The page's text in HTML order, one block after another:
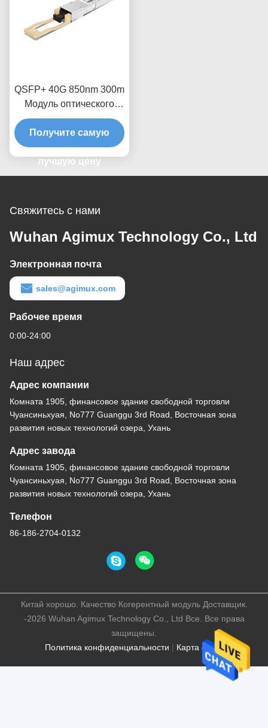
QSFP+ 40G 850nm 300m
Модуль оптического
приемопередатчика
Получите самую
лучшую цену
Свяжитесь с нами
Wuhan Agimux Technology Co., Ltd
Электронная почта
sales@agimux.com
Рабочее время
0:00-24:00
Наш адрес
Адрес компании
Комната 1905, финансовое здание свободной торговли
Чуансиньхуая, No777 Guanggu 3rd Road, Восточная зона
развития новых технологий озера, Ухань
Адрес завода
Комната 1905, финансовое здание свободной торговли
Чуансиньхуая, No777 Guanggu 3rd Road, Восточная зона
развития новых технологий озера, Ухань
Телефон
86-186-2704-0132
Политика конфиденциальности | Карта сайта
Китай хорошо. Качество Когерентный модуль Доставщик.
-2026 Wuhan Agimux Technology Co., Ltd Все. Все права
защищены.